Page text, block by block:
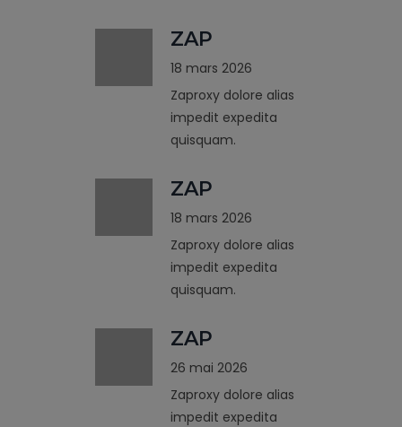
ZAP
18 mars 2026
Zaproxy dolore alias
impedit expedita
quisquam.
ZAP
18 mars 2026
Zaproxy dolore alias
impedit expedita
quisquam.
ZAP
26 mai 2026
Zaproxy dolore alias
impedit expedita